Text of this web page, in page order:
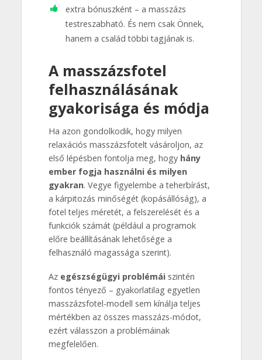
extra bónuszként – a masszázs
testreszabható. És nem csak Önnek,
hanem a család többi tagjának is.
A masszázsfotel
felhasználásának
gyakorisága és módja
Ha azon gondolkodik, hogy milyen
relaxációs masszázsfotelt vásároljon, az
első lépésben fontolja meg, hogy hány
ember fogja használni és milyen
gyakran. Vegye figyelembe a teherbírást,
a kárpitozás minőségét (kopásállóság), a
fotel teljes méretét, a felszerelését és a
funkciók számát (például a programok
előre beállításának lehetősége a
felhasználó magassága szerint).
Az egészségügyi problémáiszintén
fontos tényező – gyakorlatilag egyetlen
masszázsfotel-modell sem kínálja teljes
mértékben az összes masszázs-módot,
ezért válasszon a problémáinak
megfelelően.